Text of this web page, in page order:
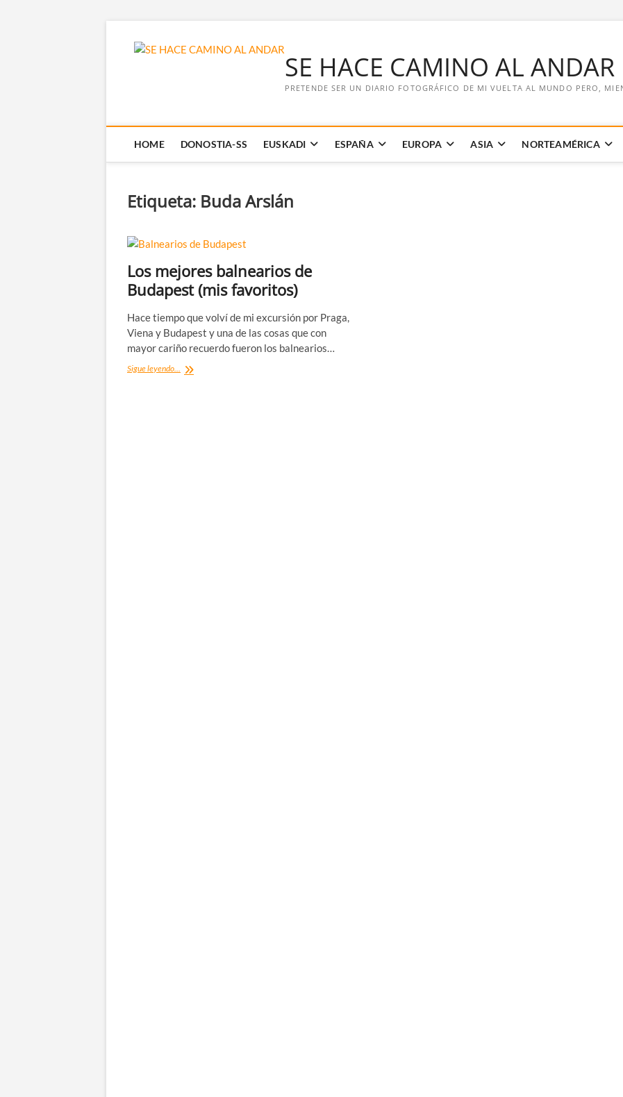
SE HACE CAMINO AL ANDAR
PRETENDE SER UN DIARIO FOTOGRÁFICO DE MI VUELTA AL MUNDO PERO,
HOME DONOSTIA-SS EUSKADI ESPAÑA EUROPA ASIA NORTEAMÉRICA
Etiqueta: Buda Arslán
Los mejores balnearios de
Budapest (mis favoritos)
Hace tiempo que volví de mi excursión por Praga,
Viena y Budapest y una de las cosas que con
mayor cariño recuerdo fueron los balnearios…
Sigue leyendo... Los